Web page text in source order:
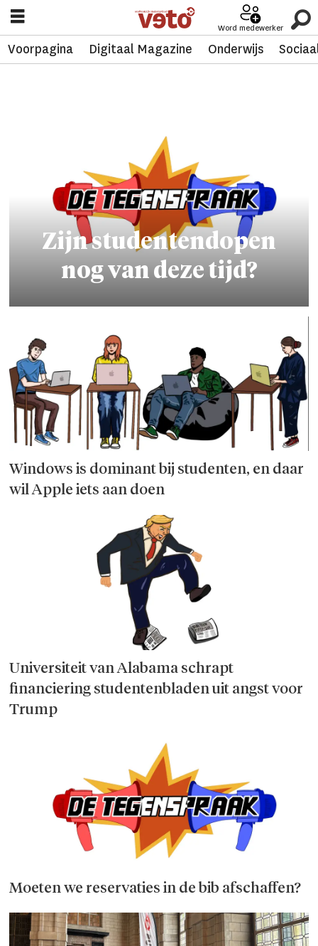
Word medewerker
Voorpagina Digitaal Magazine Onderwijs
Zijn studentendopen
nog van deze tijd?
Windows is dominant bij studen­ten, en daar
wil Apple iets aan doen
Universiteit van Alabama schrapt
financiering studentenbladen uit angst voor
Trump
Moeten we reservaties in de bib afschaffen?